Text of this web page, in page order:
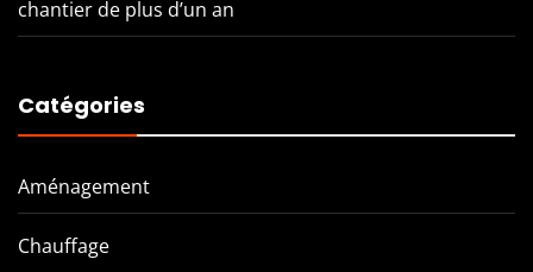
chantier de plus d’un an
Catégories
Aménagement
Chauffage